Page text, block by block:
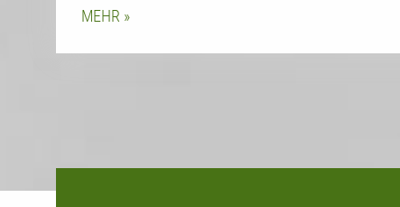
MEHR